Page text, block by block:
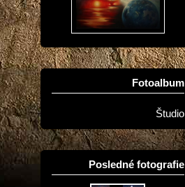
Fotoalbum
Študio
Posledné fotografie